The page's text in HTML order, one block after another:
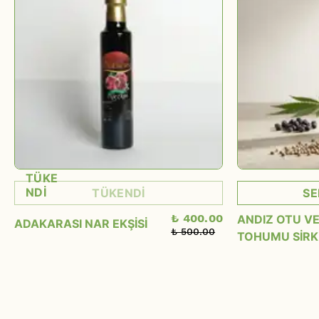
TÜKE
NDİ
TÜKENDİ
ADAKARASI NAR EKŞİSİ ₺ 400.00
₺ 500.00
ANDIZ OTU
TOHUMU